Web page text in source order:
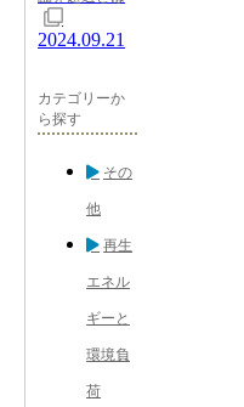
2024.09.21
カテゴリーか
ら探す
その
他
再生
エネル
ギーと
環境負
荷